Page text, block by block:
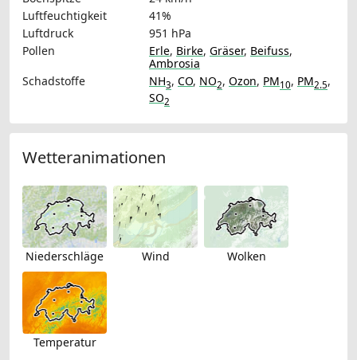
Luftfeuchtigkeit
41%
Luftdruck
951 hPa
Pollen
Erle, Birke, Gräser, Beifuss,
Ambrosia
Schadstoffe
NH3, CO, NO2, Ozon, PM10, PM2.5,
SO2
Wetteranimationen
Niederschläge Wind Wolken
Temperatur